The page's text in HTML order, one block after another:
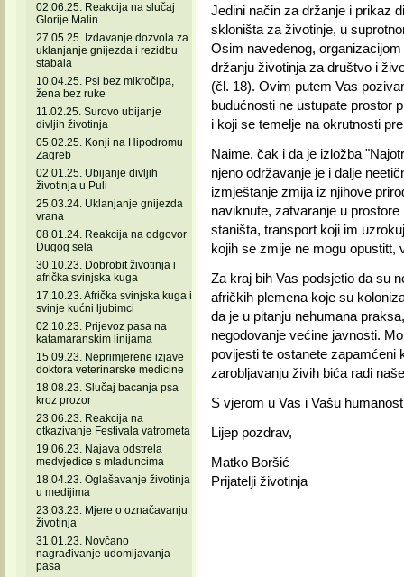
02.06.25. Reakcija na slučaj
Glorije Malin
27.05.25. Izdavanje dozvola za
uklanjanje gnijezda i rezidbu
stabala
10.04.25. Psi bez mikročipa,
žena bez ruke
11.02.25. Surovo ubijanje
divljih životinja
05.02.25. Konji na Hipodromu
Zagreb
02.01.25. Ubijanje divljih
životinja u Puli
25.03.24. Uklanjanje gnijezda
vrana
08.01.24. Reakcija na odgovor
Dugog sela
30.10.23. Dobrobit životinja i
afrička svinjska kuga
17.10.23. Afrička svinjska kuga i
svinje kućni ljubimci
02.10.23. Prijevoz pasa na
katamaranskim linijama
15.09.23. Neprimjerene izjave
doktora veterinarske medicine
18.08.23. Slučaj bacanja psa
kroz prozor
23.06.23. Reakcija na
otkazivanje Festivala vatrometa
19.06.23. Najava odstrela
medvjedice s mladuncima
18.04.23. Oglašavanje životinja
u medijima
23.03.23. Mjere o označavanju
životinja
31.01.23. Novčano
nagrađivanje udomljavanja
pasa
Jedini način za držanje i prikaz
skloništa za životinje, u
Osim navedenog,
držanju životinja za društvo i
(čl. 18). Ovim putem Vas
budućnosti ne ustupate prostor
i koji se temelje na okrutnosti
Naime, čak i da je izložba
njeno održavanje je i dalje
izmještanje zmija iz njihove
naviknute, zatvaranje u
staništa, transport koji im
kojih se zmije ne mogu opustitt,
Za kraj bih Vas podsjetio da su
afričkih plemena koje su
da je u pitanju nehumana
negodovanje većine javnosti.
povijesti te ostanete zapamćeni
zarobljavanju živih bića radi
S vjerom u Vas i Vašu
Lijep pozdrav,
Matko Boršić
Prijatelji životinja